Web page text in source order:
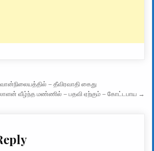
– தீவிரவாதி கைது
வீழ்ந்த மண்ணில் – பதவி ஏற்கும் – கோட்டபாய →